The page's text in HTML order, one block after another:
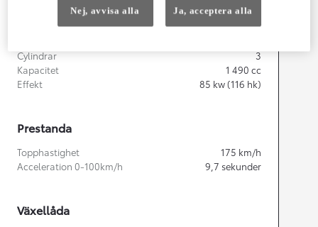
Cylindrar
3
Kapacitet
1 490 cc
Effekt
85 kw (116 hk)
Prestanda
Topphastighet 175 km/h
Acceleration 0-100km/h
9,7 sekunder
Växellåda
Nej, avvisa alla Ja, acceptera alla